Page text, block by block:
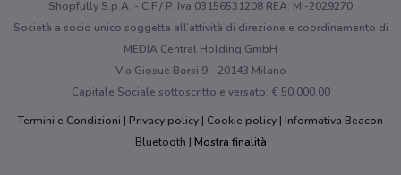
Shopfully S.p.A. - C.F / P. Iva 03156531208 REA: MI-2029270
Società a socio unico soggetta all’attività di direzione e coordinamento di
MEDIA Central Holding GmbH
Via Giosuè Borsi 9 - 20143 Milano
Capitale Sociale sottoscritto e versato: € 50.000,00
Termini e Condizioni
Privacy policy Cookie policy
Informativa Beacon
Bluetooth
Mostra finalità